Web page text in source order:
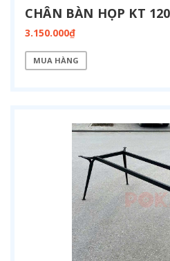
3.150.000₫
MUA HÀNG